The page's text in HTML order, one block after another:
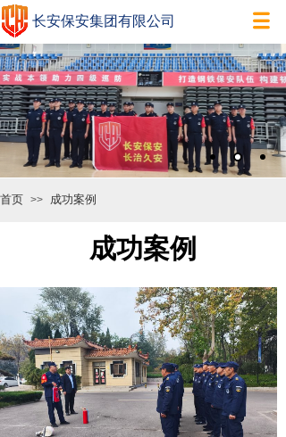
长安保安集团有限公司
首页 >> 成功案例
成功案例